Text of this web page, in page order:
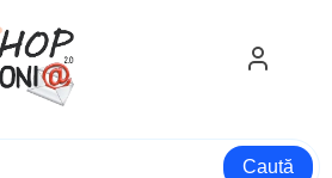
Caută